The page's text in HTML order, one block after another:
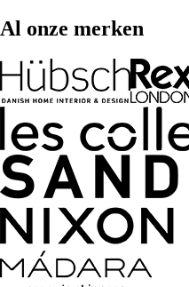
Al onze merken